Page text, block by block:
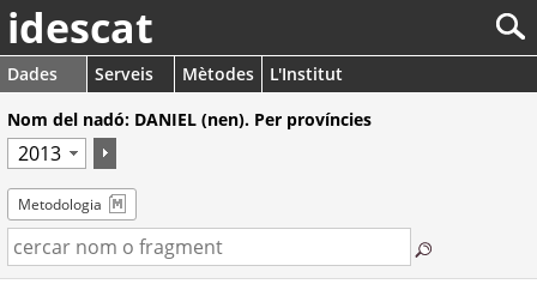
idescat
Dades Serveis Mètodes
L'Institut
Nom del nadó: DANIEL (nen). Per províncies
Metodologia